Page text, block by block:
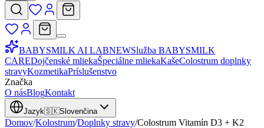
BABYSMILK AI LABNEWSlužba BABYSMILK
CAREDojčenské mliekaŠpeciálne mliekaKašeColostrum doplnky
stravyKozmetikaPríslušenstvo
Značka
O násBlogKontakt
Jazyk🇸🇰Slovenčina
Domov/Kolostrum/Doplnky stravy/Colostrum Vitamín D3 + K2